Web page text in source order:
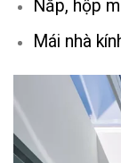
Nắp, hộp
Mái nhà